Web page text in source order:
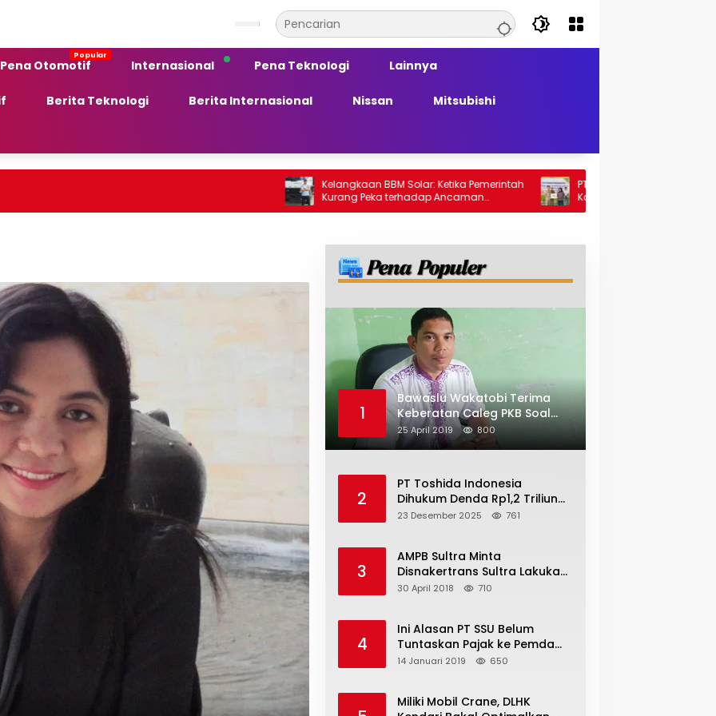
Pena Otomotif Internasional Pena Teknologi Lainnya
Berita Teknologi Berita Internasional Nissan Mitsubishi
Kelangkaan BBM Solar: Ketika Pemerintah
Kurang Peka terhadap Ancaman
Ekonomi Daerah
PT Generasi Agung Perkasa Buktikan
Komitmen Sosial, Salurkan PPM Rp859,4
Juta untuk Masyarakat Lingkar
1
Bawaslu Wakatobi Terima
Keberatan Caleg PKB Soal
Penggelembungan Suara
25 April 2019 800
2
PT Toshida Indonesia
Dihukum Denda Rp1,2 Triliun
atas Aktivitas Tambang
23 Desember 2025 761
3
AMPB Sultra Minta
Disnakertrans Sultra Lakukan
Sweeping TKA
30 April 2018 710
4
Ini Alasan PT SSU Belum
Tuntaskan Pajak ke Pemda
Bombana Sebesar Rp8 Miliar
14 Januari 2019 650
Miliki Mobil Crane, DLHK